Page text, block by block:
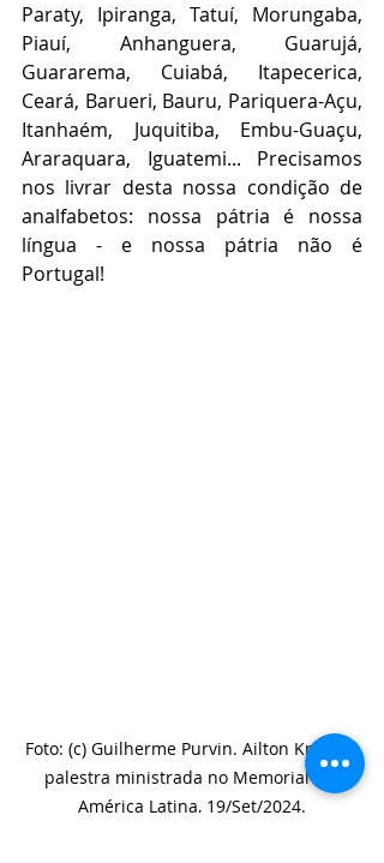
Paraty, Ipiranga, Tatuí, Morungaba,
Piauí, Anhanguera, Guarujá,
Guararema, Cuiabá, Itapecerica,
Ceará, Barueri, Bauru, Pariquera-Açu,
Itanhaém, Juquitiba, Embu-Guaçu,
Araraquara, Iguatemi... Precisamos
nos livrar desta nossa condição de
analfabetos: nossa pátria é nossa
língua - e nossa pátria não é
Portugal!
Foto: (c) Guilherme Purvin. Ailton Krenak,
palestra ministrada no Memorial da
América Latina, 19/Set/2024.